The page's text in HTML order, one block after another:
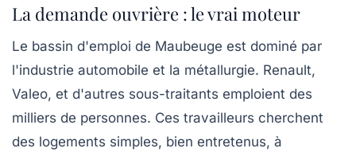
La demande ouvrière : le vrai moteur
Le bassin d'emploi de Maubeuge est dominé par
l'industrie automobile et la métallurgie. Renault,
Valeo, et d'autres sous-traitants emploient des
milliers de personnes. Ces travailleurs cherchent
des logements simples, bien entretenus, à